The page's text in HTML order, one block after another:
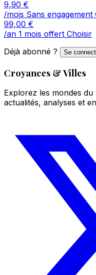
9,90 €
/mois Sans engagement
99,00 €
/an 1 mois offert Choisir
Déjà abonné ?
Se
Croyances & Villes
Explorez les mondes
actualités, analyses et